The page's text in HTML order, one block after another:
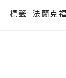
標籤: 法蘭克